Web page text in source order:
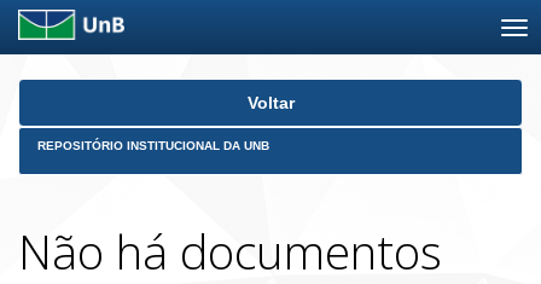
Skip
Voltar
REPOSITÓRIO INSTITUCIONAL DA UNB
Não há documentos